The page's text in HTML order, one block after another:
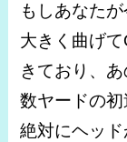
もしあなた
大きく曲げ
きており、
数ヤードの初
絶対にヘッ